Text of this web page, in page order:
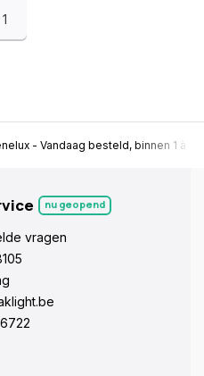
1
- Vandaag besteld, binnen 1 à 2
nu geopend
vragen